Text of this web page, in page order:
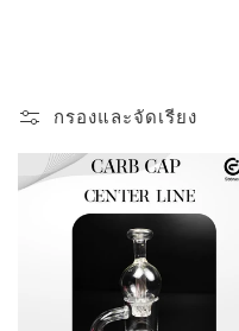
กรองและจัดเรียง